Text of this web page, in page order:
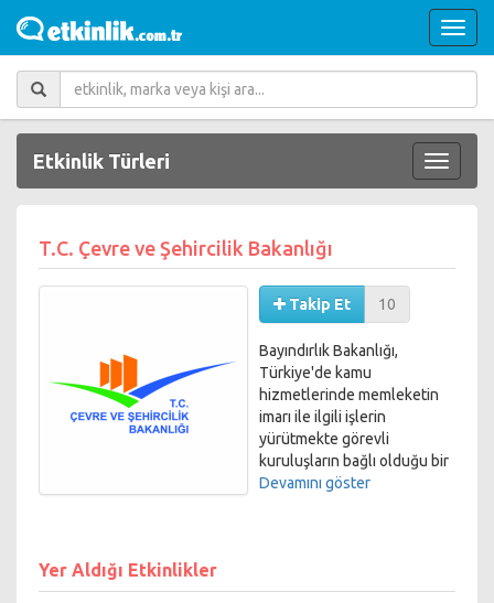
Etkinlik Türleri
T.C. Çevre ve Şehircilik Bakanlığı
Takip Et 10
Bayındırlık Bakanlığı,
Türkiye'de kamu
hizmetlerinde memleketin
imarı ile ilgili işlerin
yürütmekte görevli
kuruluşların bağlı olduğu bir
kurumdur.
ihtiyaçlarına uygun bir
Devamını göster
Yer Aldığı Etkinlikler